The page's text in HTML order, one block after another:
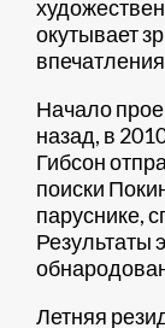
окутывает
Начало
назад, в
Гибсон
поиски
паруснике,
Результаты
Летняя